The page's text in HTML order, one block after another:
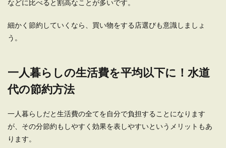
などに比べると割高なことが多いです。
細かく節約していくなら、買い物をする店選びも意識しましょ
う。
一人暮らしの生活費を平均以下に！水道
代の節約方法
一人暮らしだと生活費の全てを自分で負担することになります
が、その分節約もしやすく効果を表しやすいというメリットもあ
ります。